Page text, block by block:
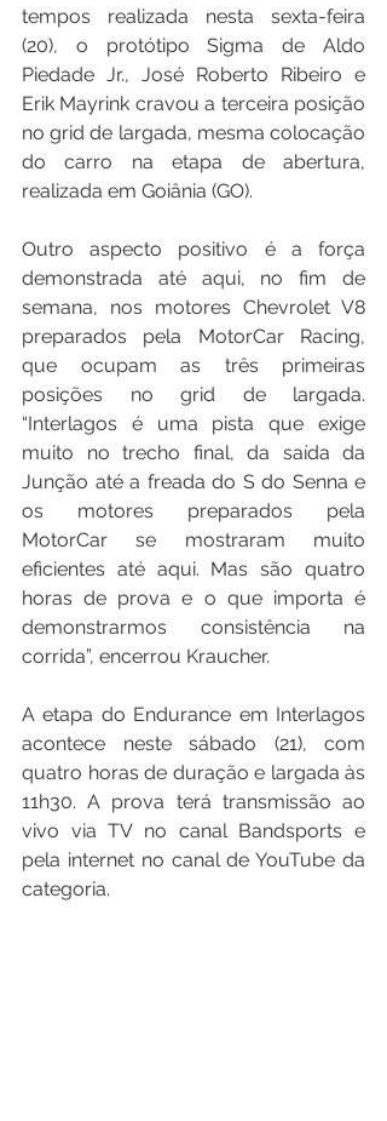
tempos realizada nesta sexta-feira
(20), o protótipo Sigma de Aldo
Piedade Jr., José Roberto Ribeiro e
Erik Mayrink cravou a terceira posição
no grid de largada, mesma colocação
do carro na etapa de abertura,
realizada em Goiânia (GO).
Outro aspecto positivo é a força
demonstrada até aqui, no fim de
semana, nos motores Chevrolet V8
preparados pela MotorCar Racing,
que ocupam as três primeiras
posições no grid de largada.
“Interlagos é uma pista que exige
muito no trecho final, da saída da
Junção até a freada do S do Senna e
os motores preparados pela
MotorCar se mostraram muito
eficientes até aqui. Mas são quatro
horas de prova e o que importa é
demonstrarmos consistência na
corrida”, encerrou Kraucher.
A etapa do Endurance em Interlagos
acontece neste sábado (21), com
quatro horas de duração e largada às
11h30. A prova terá transmissão ao
vivo via TV no canal Bandsports e
pela internet no canal de YouTube da
categoria.